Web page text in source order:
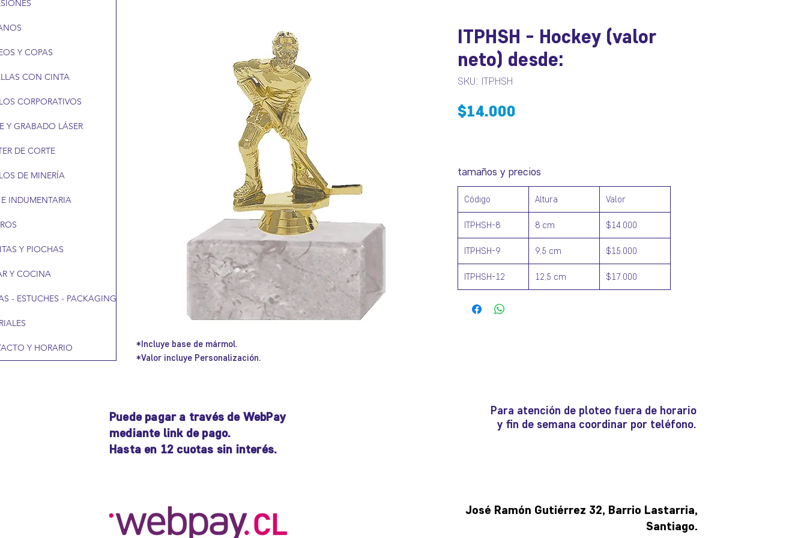
*Incluye base de mármol.
*Valor incluye Personalización.
ITPHSH - Hockey (valor
neto) desde:
SKU: ITPHSH
$14.000
tamaños y precios
Código Altura Valor
ITPHSH-8 8 cm $14.000
ITPHSH-9 9,5 cm $15.000
ITPHSH-12 12,5 cm $17.000
Y COPAS
CON CINTA
CORPORATIVOS
Y GRABADO LÁSER
DE CORTE
DE MINERÍA
INDUMENTARIA
Y PIOCHAS
Y COCINA
- ESTUCHES - PACKAGING
Y HORARIO
Puede pagar a través de WebPay
mediante link de pago.
Hasta en 12 cuotas sin interés.
Para atención de ploteo fuera de horario
y fin de semana coordinar por teléfono.
José Ramón Gutiérrez 32, Barrio Lastarria,
Santiago.